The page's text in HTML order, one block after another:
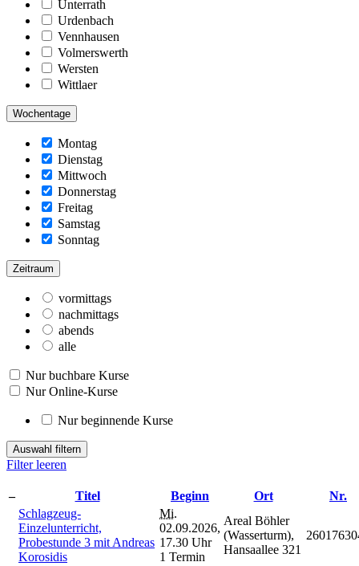
Unterrath
Urdenbach
Vennhausen
Volmerswerth
Wersten
Wittlaer
Wochentage
Montag
Dienstag
Mittwoch
Donnerstag
Freitag
Samstag
Sonntag
Zeitraum
vormittags
nachmittags
abends
alle
Nur buchbare Kurse
Nur Online-Kurse
Nur beginnende Kurse
Auswahl filtern
Filter leeren
– Titel Beginn Ort
Nr.
Schlagzeug-
Einzelunterricht,
Probestunde 3 mit Andreas
Korosidis
Mi.
02.09.2026,
17.30 Uhr
1 Termin
Areal Böhler
(Wasserturm),
Hansaallee 321